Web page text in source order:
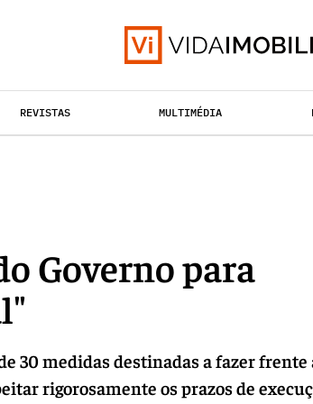
REVISTAS MULTIMÉDIA
Governo para
30 medidas destinadas a fazer frente
rigorosamente os prazos de